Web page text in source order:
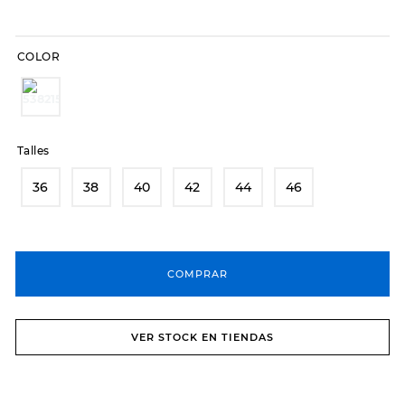
COLOR
Talles
36 38 40 42 44 46
COMPRAR
VER STOCK EN TIENDAS